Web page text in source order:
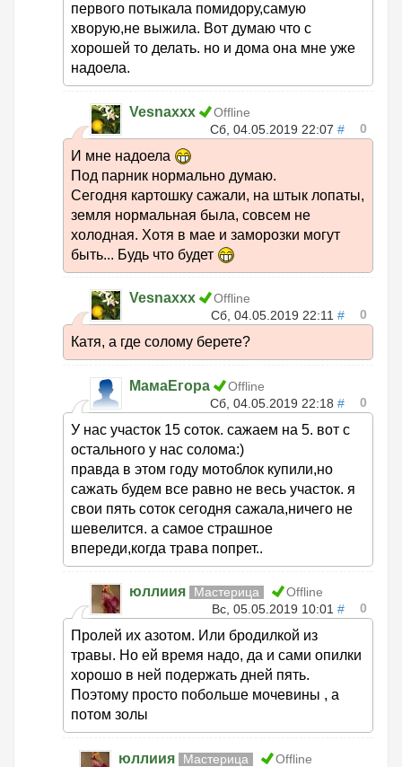
первого потыкала помидору,самую
хворую,не выжила. Вот думаю что с
хорошей то делать. но и дома она мне уже
надоела.
Vesnaxxx
Offline
Сб, 04.05.2019 22:07 # 0
И мне надоела
Под парник нормально думаю.
Сегодня картошку сажали, на штык лопаты,
земля нормальная была, совсем не
холодная. Хотя в мае и заморозки могут
быть... Будь что будет
Vesnaxxx
Offline
Сб, 04.05.2019 22:11 # 0
Катя, а где солому берете?
МамаЕгора
Offline
Сб, 04.05.2019 22:18 # 0
У нас участок 15 соток. сажаем на 5. вот с
остального у нас солома:)
правда в этом году мотоблок купили,но
сажать будем все равно не весь участок. я
свои пять соток сегодня сажала,ничего не
шевелится. а самое страшное
впереди,когда трава попрет..
юллиия Мастерица
Offline
Вс, 05.05.2019 10:01 # 0
Пролей их азотом. Или бродилкой из
травы. Но ей время надо, да и сами опилки
хорошо в ней подержать дней пять.
Поэтому просто побольше мочевины , а
потом золы
юллиия Мастерица
Offline